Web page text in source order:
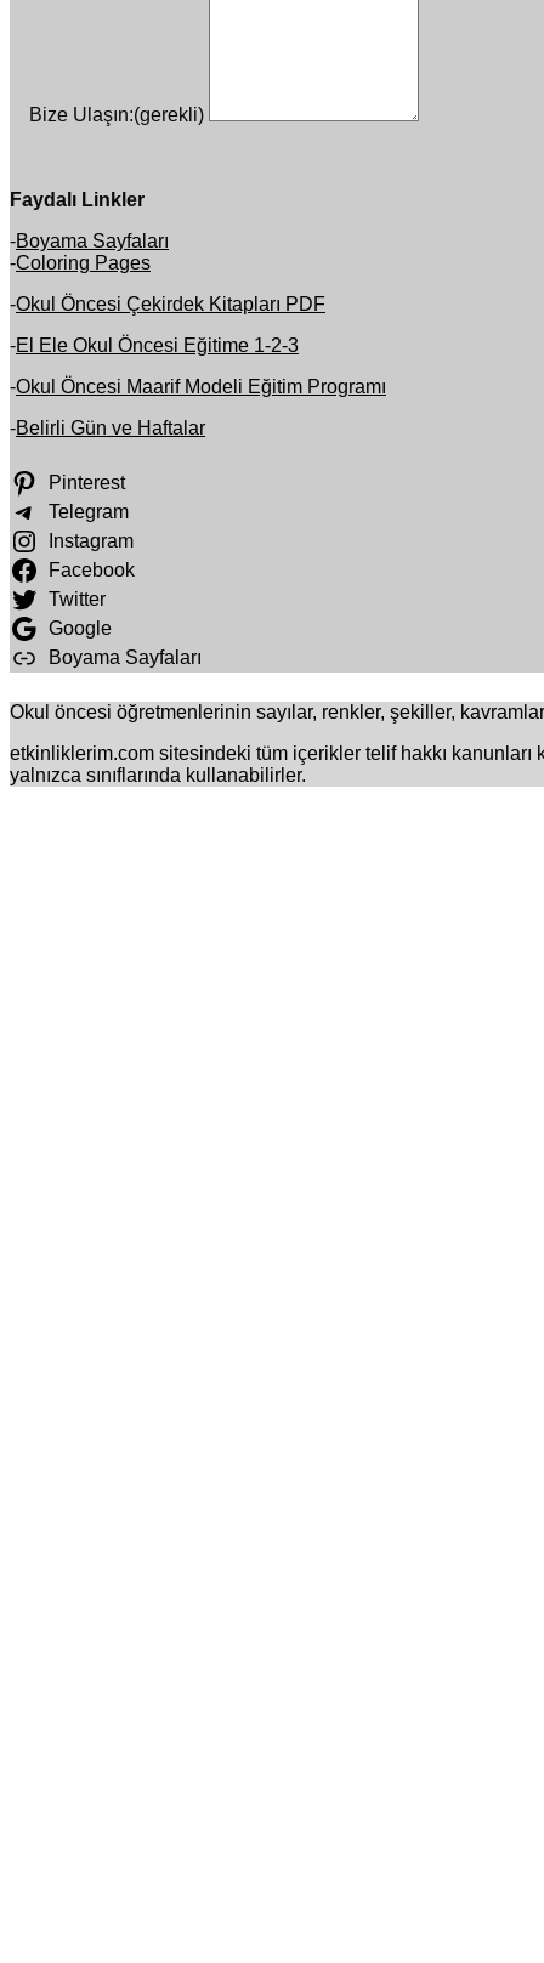
Bize Ulaşın:(gerekli)
Faydalı Linkler
-Boyama Sayfaları
-Coloring Pages
-Okul Öncesi Çekirdek Kitapları PDF
-El Ele Okul Öncesi Eğitime 1-2-3
-Okul Öncesi Maarif Modeli Eğitim Programı
-Belirli Gün ve Haftalar
Pinterest
Telegram
Instagram
Facebook
Twitter
Google
Boyama Sayfaları
Okul öncesi öğretmenlerinin sayılar, renkler, şekiller,
etkinliklerim.com sitesindeki tüm içerikler telif hakkı
yalnızca sınıflarında kullanabilirler.